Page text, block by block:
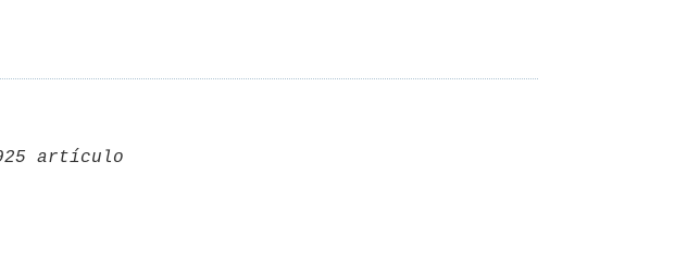
artículo